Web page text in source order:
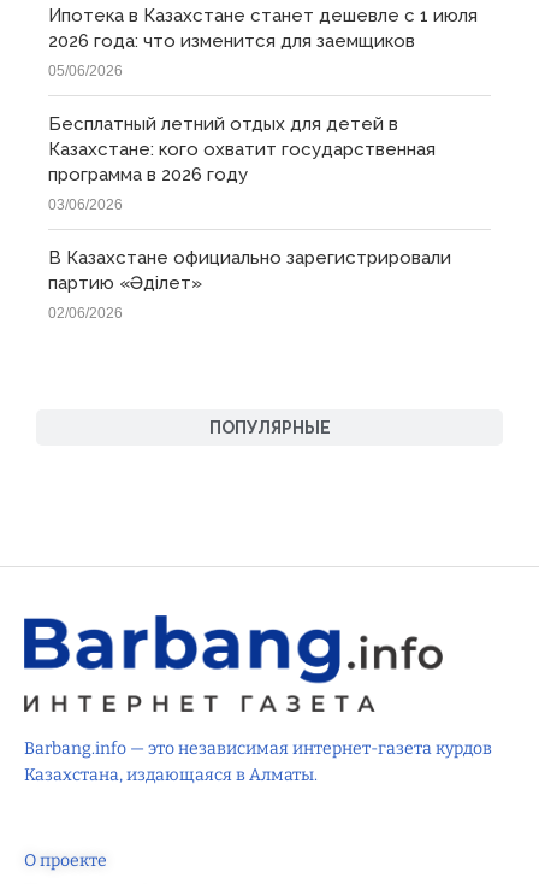
ПОПУЛЯРНЫЕ
Ипотека в Казахстане станет дешевле с 1 июля
2026 года: что изменится для заемщиков
05/06/2026
Бесплатный летний отдых для детей в
Казахстане: кого охватит государственная
программа в 2026 году
03/06/2026
В Казахстане официально зарегистрировали
партию «Əділет»
02/06/2026
Barbang.info — это независимая интернет-газета курдов
Казахстана, издающаяся в Алматы.
О проекте